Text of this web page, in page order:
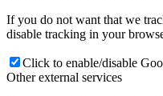
If you do not want that we
disable tracking in your
Click to enable/disable
Other external services